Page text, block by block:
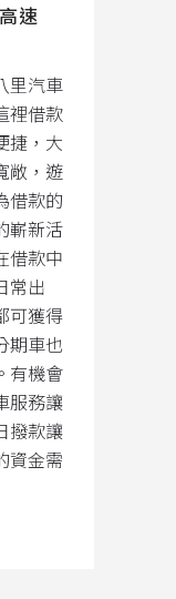
速
里汽車
裡借款
捷，大
敞，遊
借款的
嶄新活
借款中
常出
可獲得
期車也
有機會
服務讓
撥款讓
資金需